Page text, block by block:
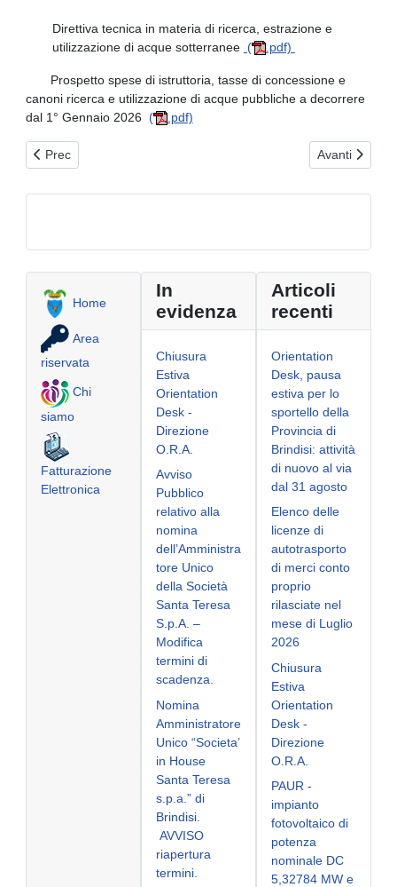
Direttiva tecnica in materia di ricerca, estrazione e
utilizzazione di acque sotterranee ( .pdf)
Prospetto spese di istruttoria, tasse di concessione e
canoni ricerca e utilizzazione di acque pubbliche a decorrere
dal 1° Gennaio 2026 ( .pdf)
Articolo precedente: Modulistica Area 3
Prec Articolo
Avanti
Home
Area
riservata
Chi
siamo
Fatturazione
Elettronica
In
evidenza
Chiusura
Estiva
Orientation
Desk -
Direzione
O.R.A.
Avviso
Pubblico
relativo alla
nomina
dell’Amministra
tore Unico
della Società
Santa Teresa
S.p.A. –
Modifica
termini di
scadenza.
Nomina
Amministratore
Unico “Societa’
in House
Santa Teresa
s.p.a.” di
Brindisi.
AVVISO
riapertura
termini.
Articoli
recenti
Orientation
Desk, pausa
estiva per lo
sportello della
Provincia di
Brindisi: attività
di nuovo al via
dal 31 agosto
Elenco delle
licenze di
autotrasporto
di merci conto
proprio
rilasciate nel
mese di Luglio
2026
Chiusura
Estiva
Orientation
Desk -
Direzione
O.R.A.
PAUR -
impianto
fotovoltaico di
potenza
nominale DC
5,32784 MW e